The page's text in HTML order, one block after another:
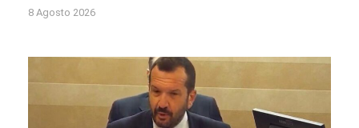
8 Agosto 2026